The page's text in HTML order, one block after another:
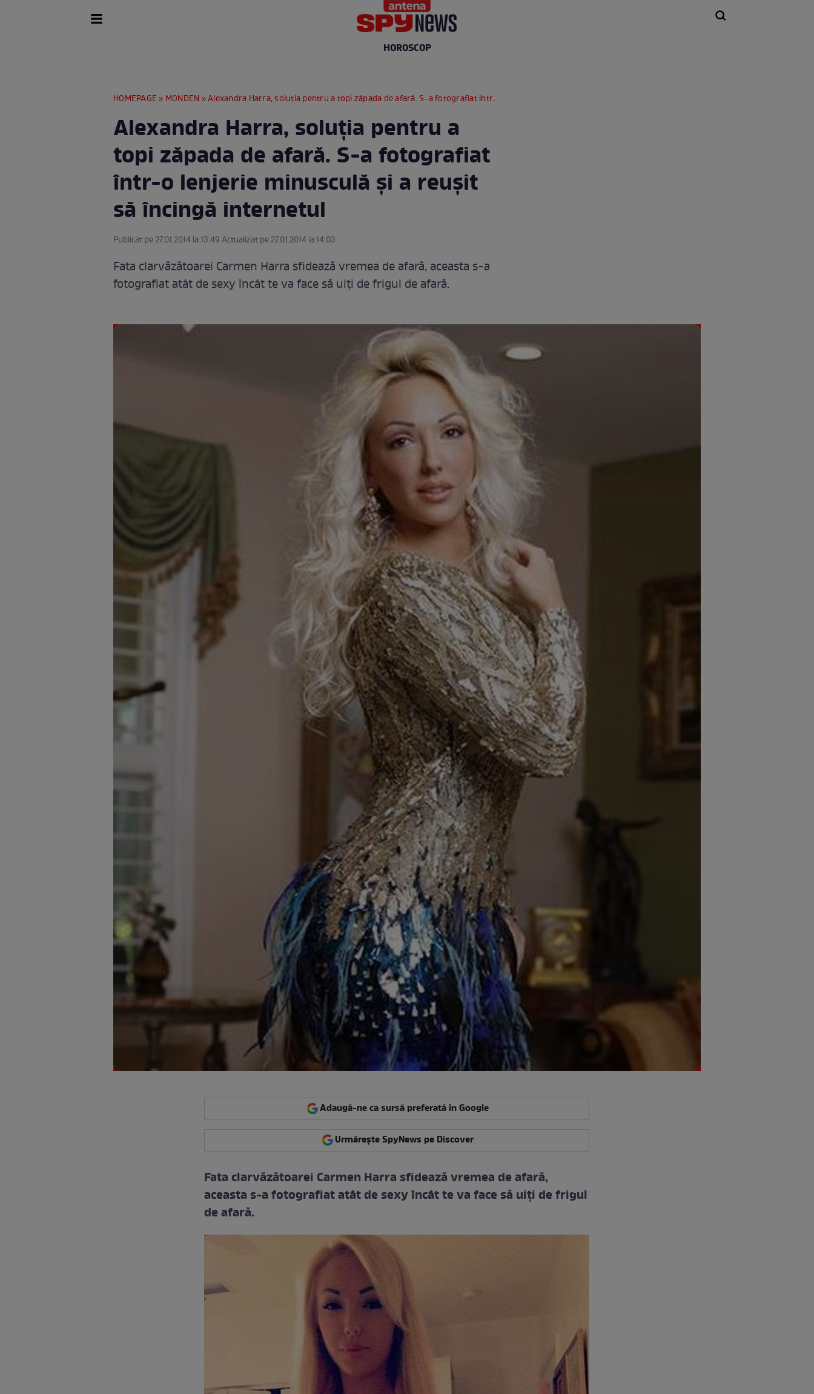
HOROSCOP
HOMEPAGE » MONDEN » Alexandra Harra, soluţia pentru a topi zăpada de afară. S-a fotografiat într-o lenjerie minusculă şi a reuşit să încingă internetul
Alexandra Harra, soluţia pentru a
topi zăpada de afară. S-a fotografiat
într-o lenjerie minusculă şi a reuşit
să încingă internetul
Publicat pe 27.01.2014 la 13:49 Actualizat pe 27.01.2014 la 14:03
Fata clarvăzătoarei Carmen Harra sfidează vremea de afară, aceasta s-a
fotografiat atât de sexy încât te va face să uiţi de frigul de afară.
Adaugă-ne ca sursă preferată în Google
Urmărește SpyNews pe Discover
Fata clarvăzătoarei Carmen Harra sfidează vremea de afară,
aceasta s-a fotografiat atât de sexy încât te va face să uiţi de frigul
de afară.